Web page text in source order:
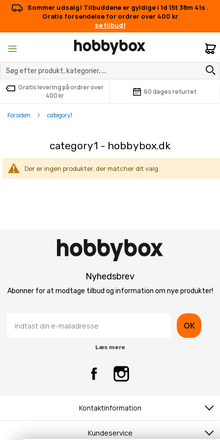
Sommer udsalg! Tilbuddene er gyldige i 1d 15t 38m 41s .
Gratis forsendelse for ordrer over 400 kr
se tilbud!
Gratis levering på ordrer over
400 kr
60 dages returret
Forsiden category1
category1 - hobbybox.dk
Der er ingen produkter, der matcher dit valg.
Nyhedsbrev
Abonner for at modtage tilbud og information om nye produkter!
OK
Læs mere
Kontaktinformation
Kundeservice